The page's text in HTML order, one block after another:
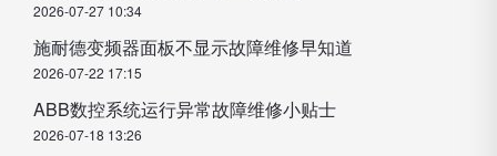
2026-07-27 10:34
施耐德变频器面板不显示故障维修早知道
2026-07-22 17:15
ABB数控系统运行异常故障维修小贴士
2026-07-18 13:26